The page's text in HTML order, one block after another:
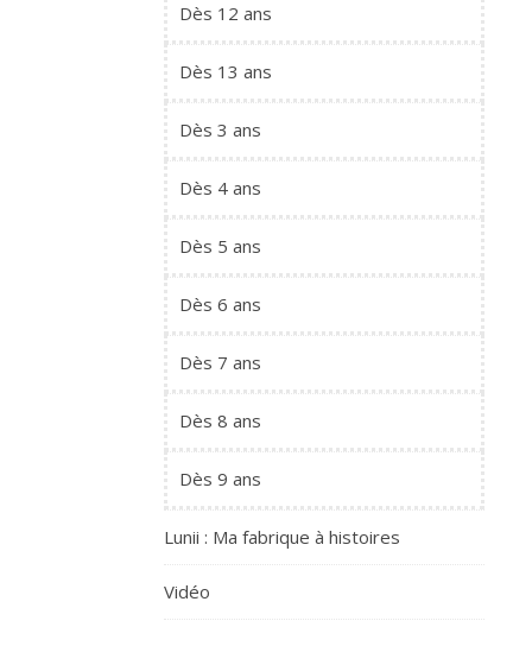
Dès 12 ans
Dès 13 ans
Dès 3 ans
Dès 4 ans
Dès 5 ans
Dès 6 ans
Dès 7 ans
Dès 8 ans
Dès 9 ans
Lunii : Ma fabrique à histoires
Vidéo